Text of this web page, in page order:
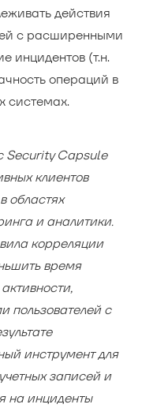
действия
с расширенными
инцидентов (т.н.
операций в
системах.
Security Capsule
клиентов
областях
и аналитики.
корреляции
время
пользователей с
инструмент для
записей и
на инциденты